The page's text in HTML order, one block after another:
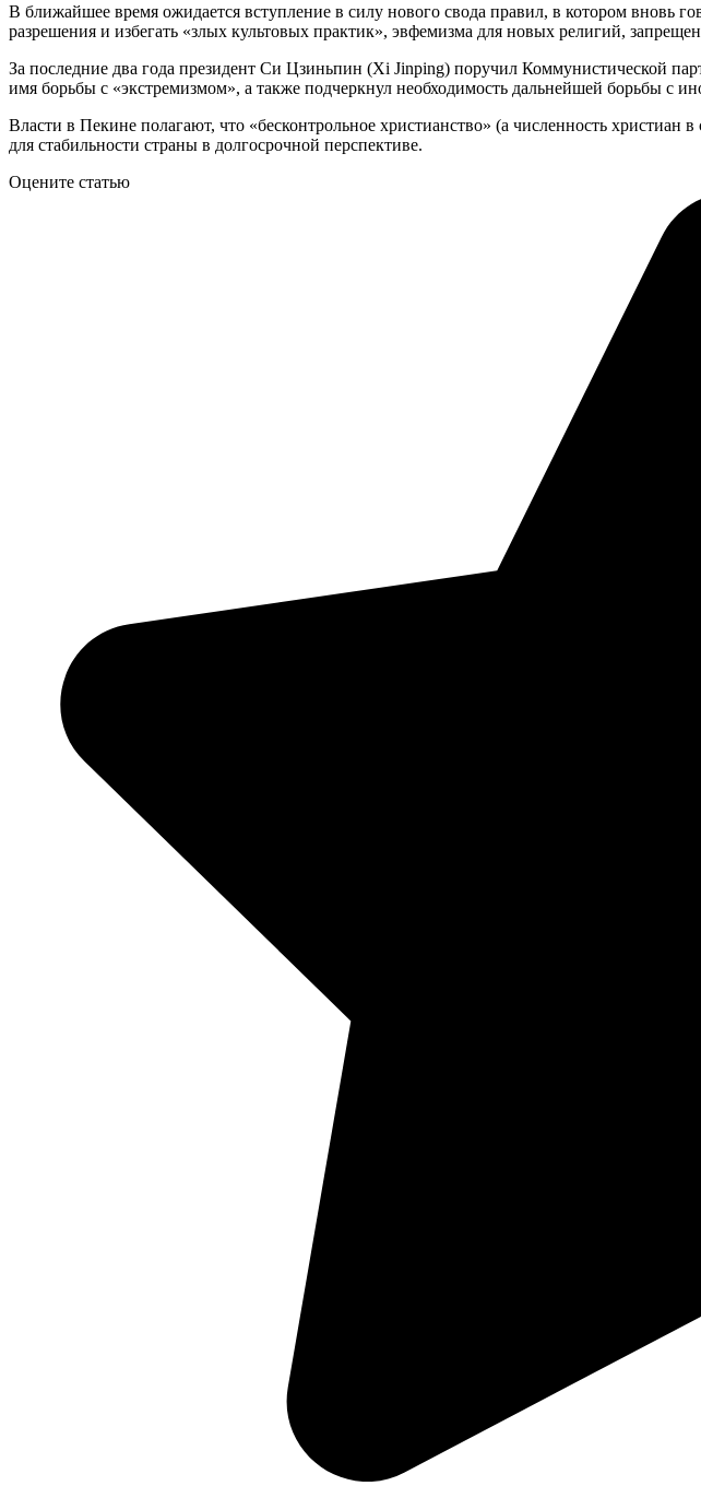
В ближайшее время ожидается вступление в силу нового свода правил, в котором вновь
разрешения и избегать «злых культовых практик», эвфемизма для новых религий,
За последние два года президент Си Цзиньпин (Xi Jinping) поручил Коммунистической
имя борьбы с «экстремизмом», а также подчеркнул необходимость дальнейшей борьбы с
Власти в Пекине полагают, что «бесконтрольное христианство» (а численность христиан
для стабильности страны в долгосрочной перспективе.
Оцените статью